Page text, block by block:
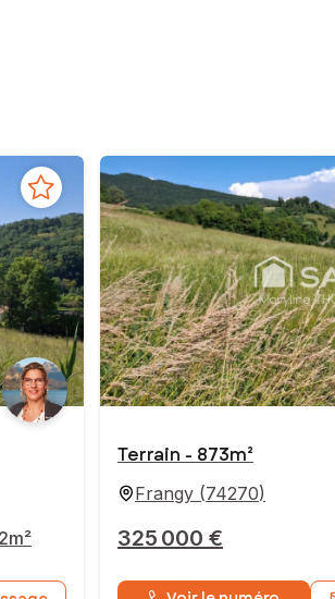
Terrain - 873m²
Frangy(74270)
325 000 €